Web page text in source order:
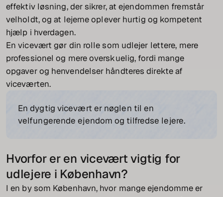
effektiv løsning, der sikrer, at ejendommen fremstår
velholdt, og at lejerne oplever hurtig og kompetent
hjælp i hverdagen.
En vicevært gør din rolle som udlejer lettere, mere
professionel og mere overskuelig, fordi mange
opgaver og henvendelser håndteres direkte af
viceværten.
En dygtig vicevært er nøglen til en
velfungerende ejendom og tilfredse lejere.
Hvorfor er en vicevært vigtig for
udlejere i København?
I en by som København, hvor mange ejendomme er